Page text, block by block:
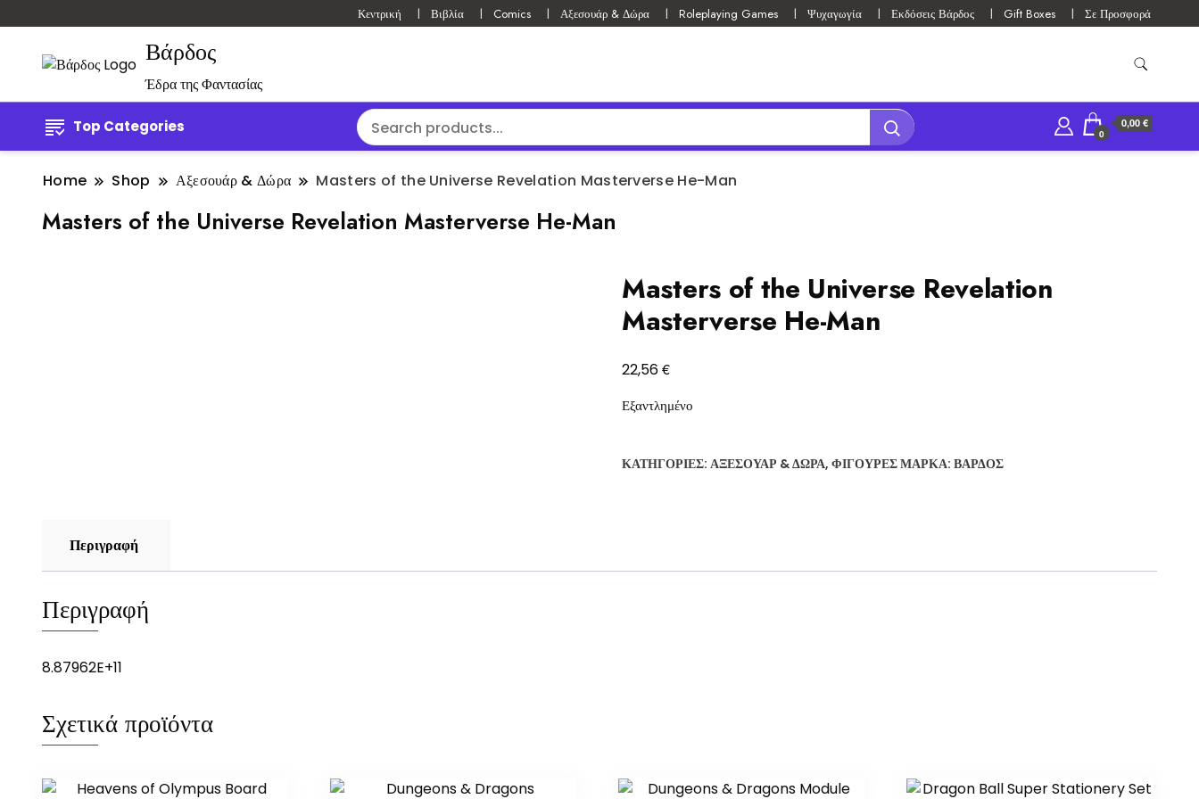
Κεντρική Βιβλία Comics Αξεσουάρ & Δώρα Roleplaying Games Ψυχαγωγία Εκδόσεις Βάρδος Gift Boxes Σε Προσφορά
Βάρδος
Έδρα της Φαντασίας
Top Categories 0
0,00 €
Home Shop Αξεσουάρ & Δώρα Masters of the Universe Revelation Masterverse He-Man
Masters of the Universe Revelation Masterverse He-Man
Masters of the Universe Revelation
Masterverse He-Man
22,56€
Εξαντλημένο
ΚΑΤΗΓΟΡΊΕΣ: ΑΞΕΣΟΥΆΡ & ΔΏΡΑ, ΦΙΓΟΎΡΕΣΜΆΡΚΑ: ΒΆΡΔΟΣ
Περιγραφή
Περιγραφή
8.87962E+11
Σχετικά προϊόντα